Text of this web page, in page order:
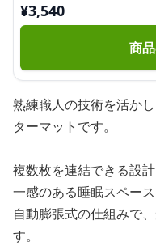
¥3,540
商
熟練職人の技術を活か
ターマットです。
複数枚を連結できる設
一感のある睡眠スペー
自動膨張式の仕組みで
す。